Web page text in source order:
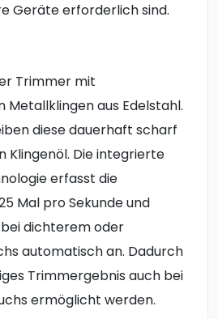
Geräte erforderlich sind.
Trimmer mit
aus Edelstahl.
diese dauerhaft scharf
Klingenöl. Die integrierte
erfasst die
Mal pro Sekunde und
dichterem oder
automatisch an. Dadurch
Trimmergebnis auch bei
ermöglicht werden.